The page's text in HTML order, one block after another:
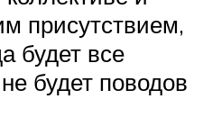
присутствием,
будет все
будет поводов